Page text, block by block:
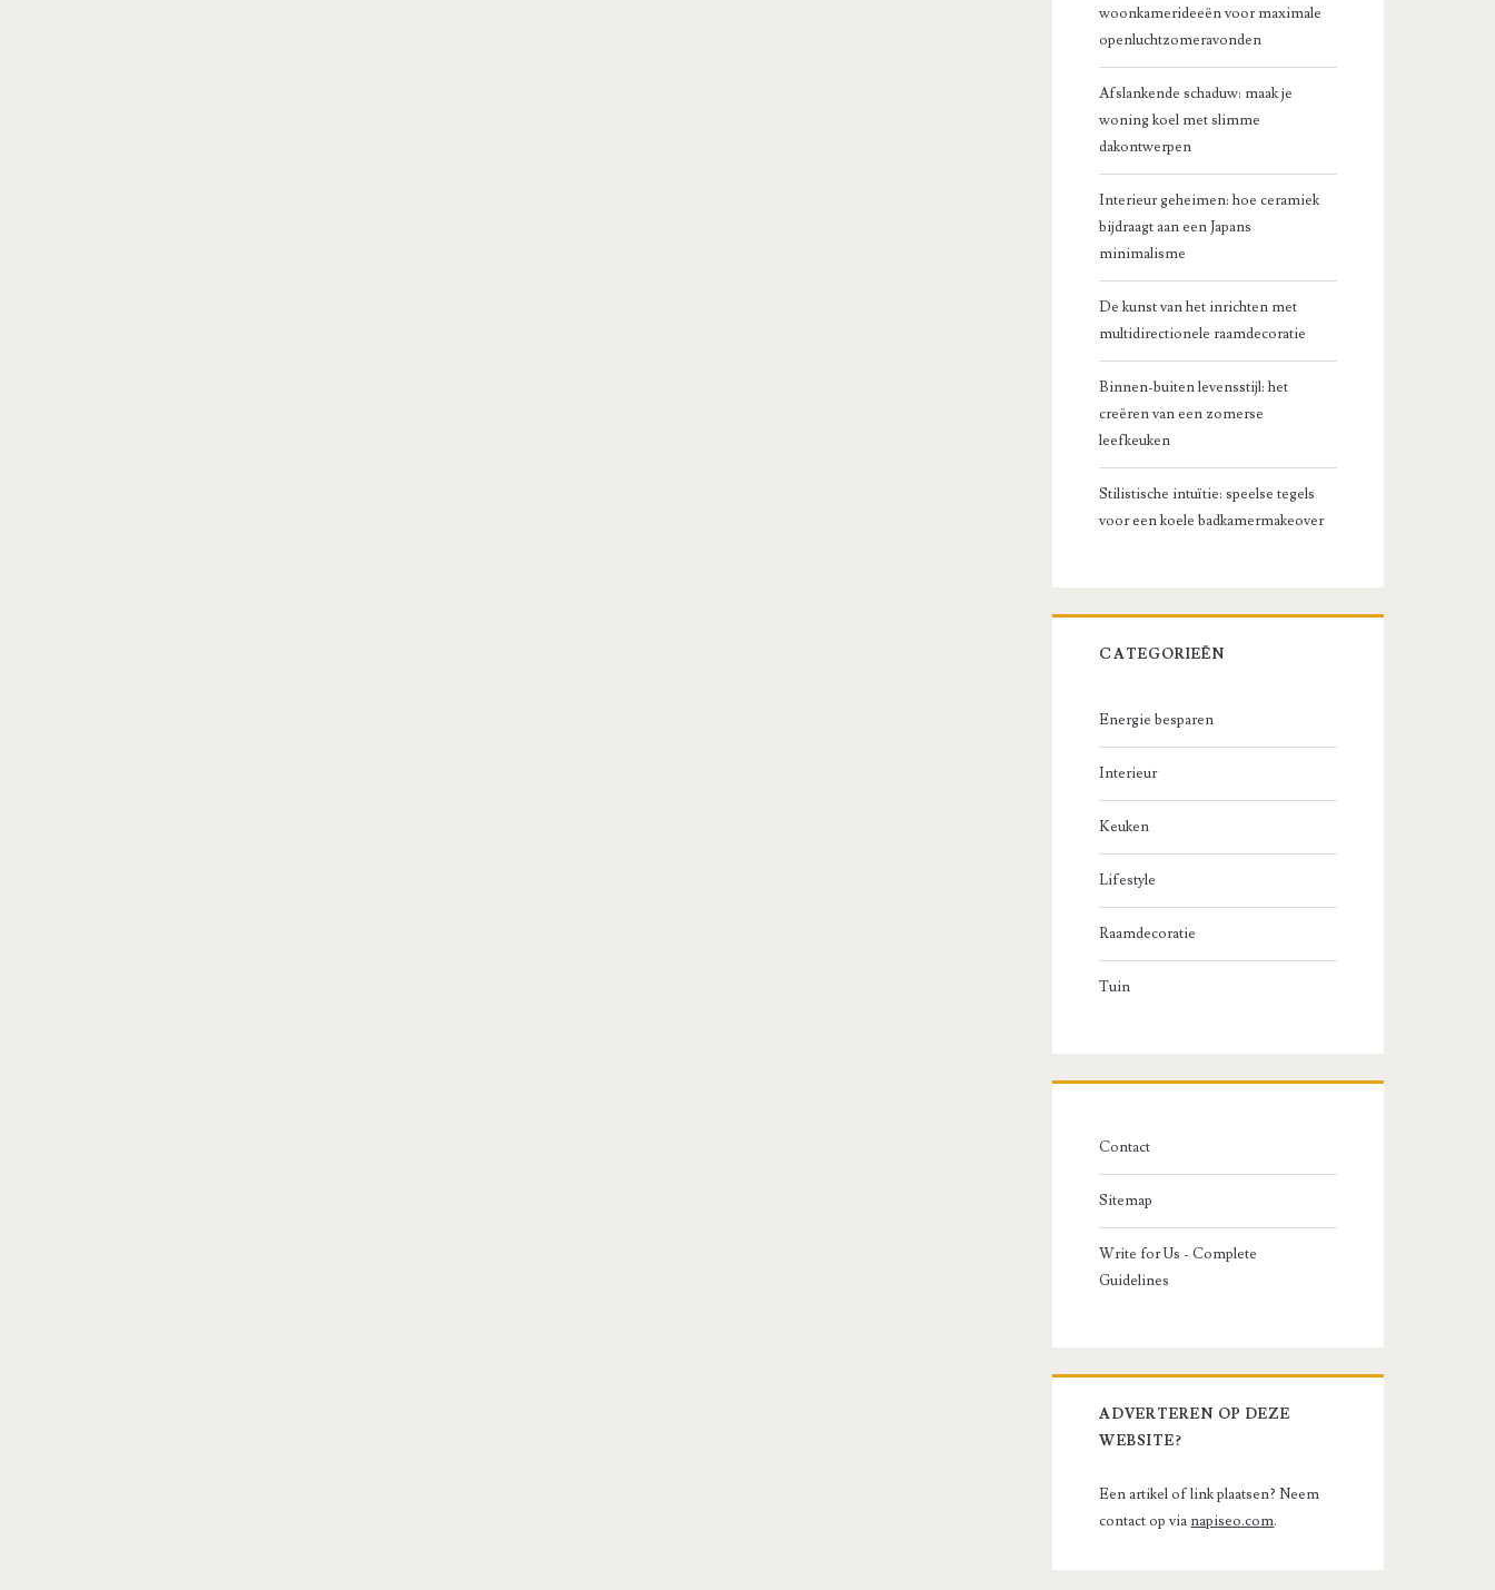
woonkamerideeën voor maximale
openluchtzomeravonden
Afslankende schaduw: maak je
woning koel met slimme
dakontwerpen
Interieur geheimen: hoe ceramiek
bijdraagt aan een Japans
minimalisme
De kunst van het inrichten met
multidirectionele raamdecoratie
Binnen-buiten levensstijl: het
creëren van een zomerse
leefkeuken
Stilistische intuïtie: speelse tegels
voor een koele badkamermakeover
CATEGORIEËN
Energie besparen
Interieur
Keuken
Lifestyle
Raamdecoratie
Tuin
Contact
Sitemap
Write for Us - Complete
Guidelines
ADVERTEREN OP DEZE
WEBSITE?
Een artikel of link plaatsen? Neem
contact op via napiseo.com.